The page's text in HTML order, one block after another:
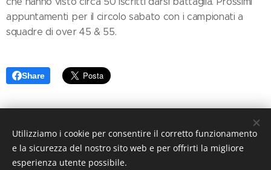
appuntamenti per il circolo sabato con i campionati a
squadre di over 45 & 55.
Share
A.S.D. CIRCOLO TENNIS PETROSINO
Utilizziamo i cookie per consentire il corretto funzionamento
e la sicurezza del nostro sito web e per offrirti la migliore
esperienza utente possibile.